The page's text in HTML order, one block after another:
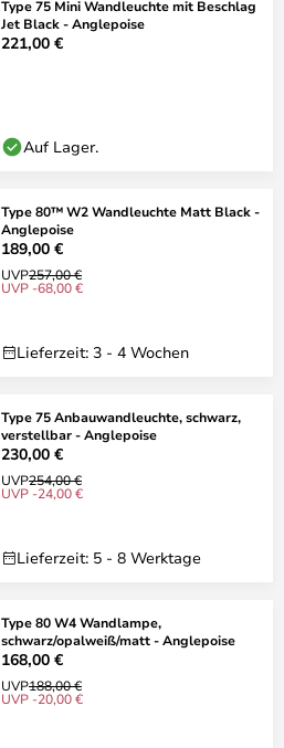
Type 75 Mini Wandleuchte mit Beschlag
Jet Black - Anglepoise
221,00 €
Auf Lager.
Type 80™ W2 Wandleuchte Matt Black -
Anglepoise
189,00 €
UVP257,00 €
UVP -68,00 €
Lieferzeit: 3 - 4 Wochen
Type 75 Anbauwandleuchte, schwarz,
verstellbar - Anglepoise
230,00 €
UVP254,00 €
UVP -24,00 €
Lieferzeit: 5 - 8 Werktage
Type 80 W4 Wandlampe,
schwarz/opalweiß/matt - Anglepoise
168,00 €
UVP188,00 €
UVP -20,00 €